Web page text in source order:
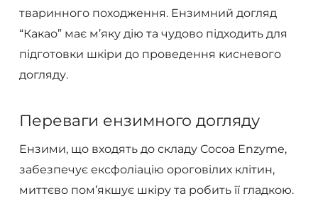
тваринного походження. Ензимний догляд
“Какао” має м’яку дію та чудово підходить для
підготовки шкіри до проведення кисневого
догляду.
Переваги ензимного догляду
Ензими, що входять до складу Cocoa Enzyme,
забезпечує ексфоліацію ороговілих клітин,
миттєво пом’якшує шкіру та робить її гладкою.